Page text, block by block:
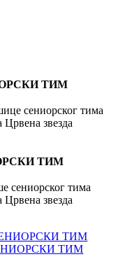
ТИМ
сениорског тима
Црвена звезда
ТИМ
сениорског тима
Црвена звезда
ТИМ
ТИМ